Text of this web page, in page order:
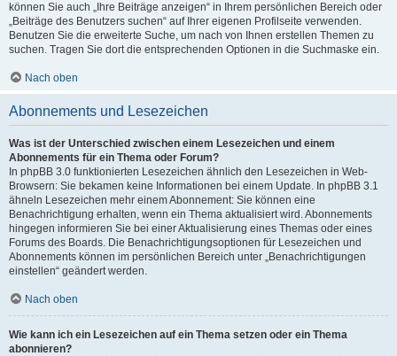
können Sie auch „Ihre Beiträge anzeigen“ in Ihrem persönlichen Bereich oder
„Beiträge des Benutzers suchen“ auf Ihrer eigenen Profilseite verwenden.
Benutzen Sie die erweiterte Suche, um nach von Ihnen erstellen Themen zu
suchen. Tragen Sie dort die entsprechenden Optionen in die Suchmaske ein.
Nach oben
Abonnements und Lesezeichen
Was ist der Unterschied zwischen einem Lesezeichen und einem
Abonnements für ein Thema oder Forum?
In phpBB 3.0 funktionierten Lesezeichen ähnlich den Lesezeichen in Web-
Browsern: Sie bekamen keine Informationen bei einem Update. In phpBB 3.1
ähneln Lesezeichen mehr einem Abonnement: Sie können eine
Benachrichtigung erhalten, wenn ein Thema aktualisiert wird. Abonnements
hingegen informieren Sie bei einer Aktualisierung eines Themas oder eines
Forums des Boards. Die Benachrichtigungsoptionen für Lesezeichen und
Abonnements können im persönlichen Bereich unter „Benachrichtigungen
einstellen“ geändert werden.
Nach oben
Wie kann ich ein Lesezeichen auf ein Thema setzen oder ein Thema
abonnieren?